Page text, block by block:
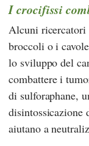
I crocifissi
Alcuni ricercatori
broccoli o i
lo sviluppo del
combattere i
di sulforaphane,
disintossicazione
aiutano a